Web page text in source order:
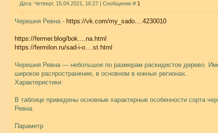
Дата: Четверг, 15.04.2021, 16:27 | Сообщение # 1
Черешня Ревна - https://vk.com/my_sado....4230010
https://fermer.blog/bok....na.html
https://fermilon.ru/sad-i-o....st.html
Черешня Ревна — небольшое по размерам раскидистое дерево.
широкое распространение, в основном в южных регионах.
Характеристики
В таблице приведены основные характерные особенности сорта
Ревна.
Параметр